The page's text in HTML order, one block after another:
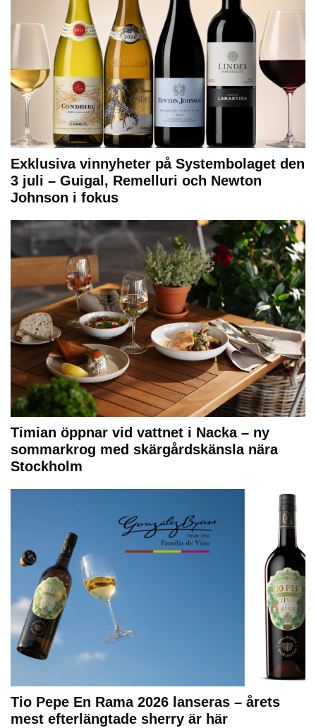
Exklusiva vinnyheter på Systembolaget den
3 juli – Guigal, Remelluri och Newton
Johnson i fokus
Timian öppnar vid vattnet i Nacka – ny
sommarkrog med skärgårdskänsla nära
Stockholm
Tio Pepe En Rama 2026 lanseras – årets
mest efterlängtade sherry är här